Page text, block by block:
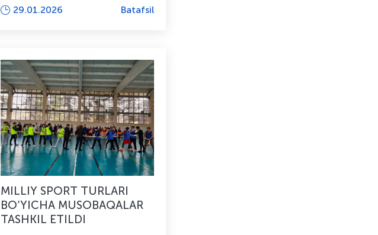
PROFILAKTIK TADBIR
29.01.2026 Batafsil
MILLIY SPORT TURLARI
BO‘YICHA MUSOBAQALAR
TASHKIL ETILDI